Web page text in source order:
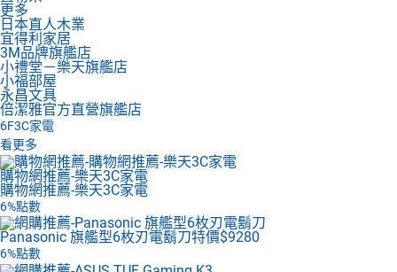
更多
日本直人木業
宜得利家居
3M品牌旗艦店
小禮堂－樂天旗艦店
小福部屋
永昌文具
倍潔雅官方直營旗艦店
6F3C家電
看更多
購物網推薦-樂天3C家電
購物網推薦-樂天3C家電
6%點數
Panasonic 旗艦型6枚刃電鬍刀特價$9280
6%點數